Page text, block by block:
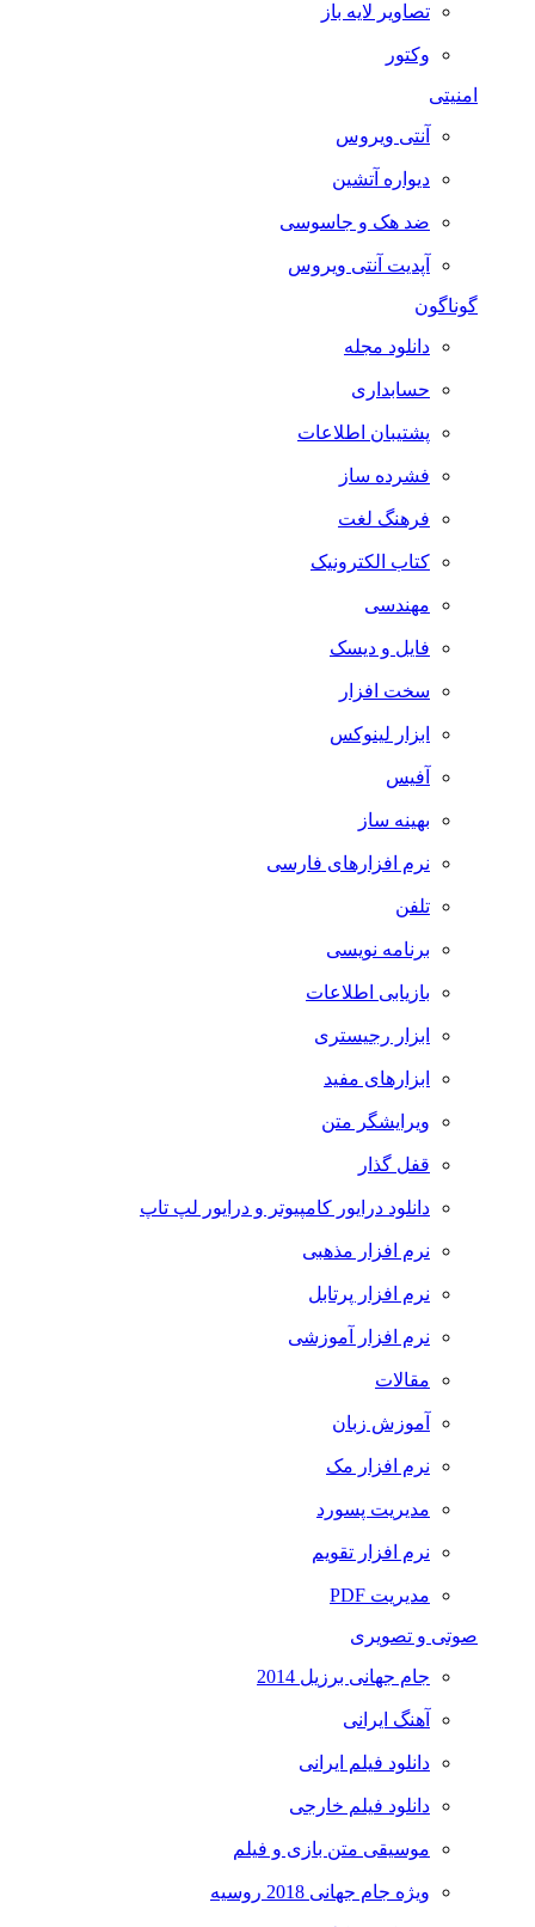
تصاویر لایه باز
وکتور
امنیتی
آنتی ویروس
دیواره آتشین
ضد هک و جاسوسی
آپدیت آنتی ویروس
گوناگون
دانلود مجله
حسابداری
پشتیبان اطلاعات
فشرده ساز
فرهنگ لغت
کتاب الکترونیک
مهندسی
فایل و دیسک
سخت افزار
ابزار لینوکس
آفیس
بهینه ساز
نرم افزارهای فارسی
تلفن
برنامه نویسی
بازیابی اطلاعات
ابزار رجیستری
ابزارهای مفید
ویرایشگر متن
قفل گذار
دانلود درایور کامپیوتر و درایور لپ تاپ
نرم افزار مذهبی
نرم افزار پرتابل
نرم افزار آموزشی
مقالات
آموزش زبان
نرم افزار مک
مدیریت پسورد
نرم افزار تقویم
مدیریت PDF
صوتی و تصویری
جام جهانی برزیل 2014
آهنگ ایرانی
دانلود فیلم ایرانی
دانلود فیلم خارجی
موسیقی متن بازی و فیلم
ویژه جام جهانی 2018 روسیه